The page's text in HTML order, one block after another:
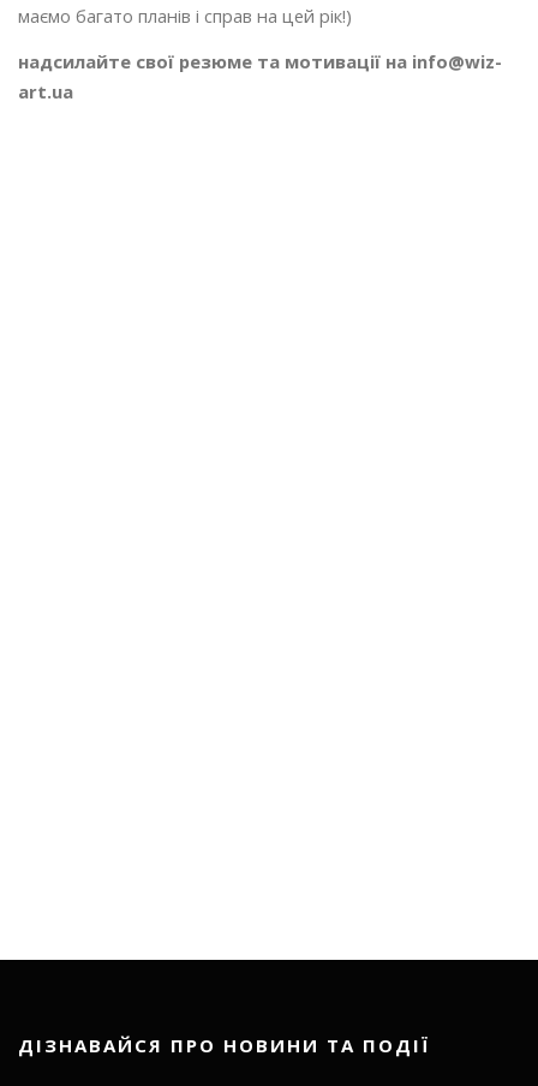
маємо багато планів і справ на цей рік!)
надсилайте свої резюме та мотивації на info@wiz-
art.ua
ДІЗНАВАЙСЯ ПРО НОВИНИ ТА ПОДІЇ